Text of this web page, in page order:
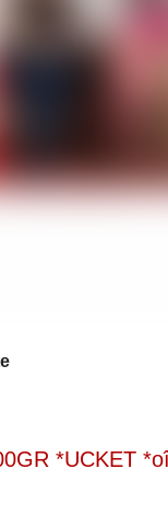
*UCKET